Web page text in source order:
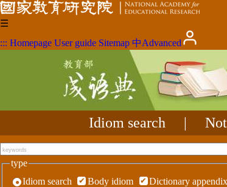
☰
::: Homepage User guide Sitemap 中Advanced
Idiom search
type
Idiom search
Body idiom Dictionary appendix